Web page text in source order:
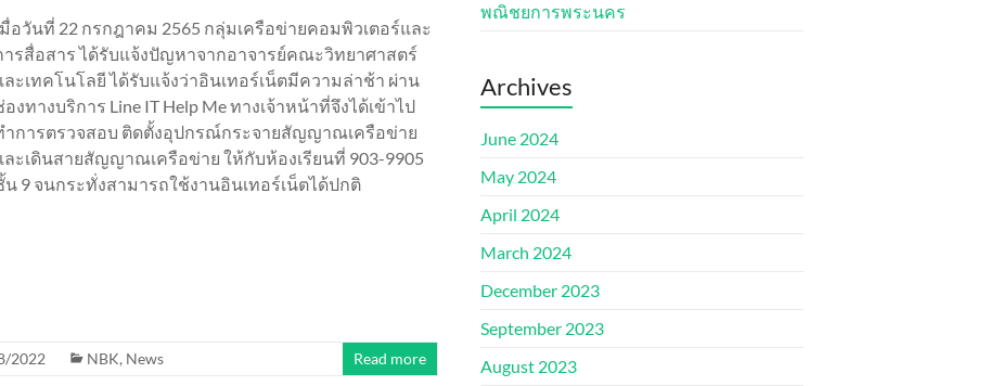
มื่อวันที่ 22 กรกฎาคม 2565 กลุ่มเครือข่ายคอมพิวเตอร์และ
ารสื่อสาร ได้รับแจ้งปัญหาจากอาจารย์คณะวิทยาศาสตร์
ละเทคโนโลยี ได้รับแจ้งว่าอินเทอร์เน็ตมีความล่าช้า ผ่าน
องทางบริการ Line IT Help Me ทางเจ้าหน้าที่จึงได้เข้าไป
ำการตรวจสอบ ติดตั้งอุปกรณ์กระจายสัญญาณเครือข่าย
ละเดินสายสัญญาณเครือข่าย ให้กับห้องเรียนที่ 903-9905
น 9 จนกระทั่งสามารถใช้งานอินเทอร์เน็ตได้ปกติ
2022 NBK, News Read more
พณิชยการพระนคร
Archives
June 2024
May 2024
April 2024
March 2024
December 2023
September 2023
August 2023